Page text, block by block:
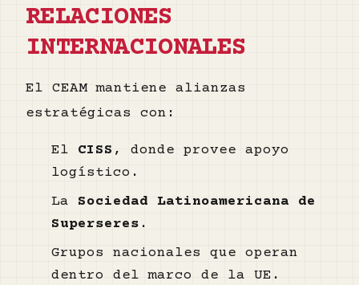
RELACIONES
INTERNACIONALES
El CEAM mantiene alianzas
estratégicas con:
El CISS , donde provee apoyo
logístico.
La Sociedad Latinoamericana de
Superseres .
Grupos nacionales que operan
dentro del marco de la UE.